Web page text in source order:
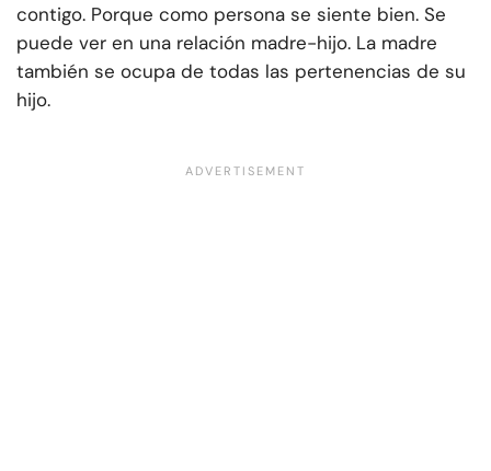
contigo. Porque como persona se siente bien. Se
puede ver en una relación madre-hijo. La madre
también se ocupa de todas las pertenencias de su
hijo.